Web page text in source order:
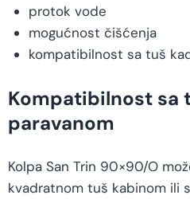
protok vode
mogućnost čišćenja
kompatibilnost sa tuš
Kompatibilnost sa
paravanom
Kolpa San Trin 90×90/O
kvadratnom tuš kabinom ili